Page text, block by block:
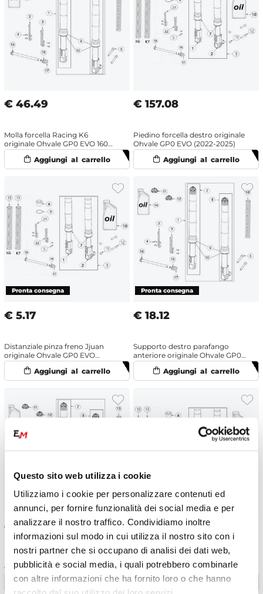
Questo sito web utilizza i cookie
Utilizziamo i cookie per personalizzare contenuti ed
annunci, per fornire funzionalità dei social media e per
analizzare il nostro traffico. Condividiamo inoltre
informazioni sul modo in cui utilizza il nostro sito con i
nostri partner che si occupano di analisi dei dati web,
pubblicità e social media, i quali potrebbero combinarle
con altre informazioni che ha fornito loro o che hanno
€ 46.49
Molla forcella Racing K6
originale Ohvale GP0 EVO 160
(2022-2025) OHRacing
€ 157.08
Piedino forcella destro originale
Ohvale GP0 EVO (2022-2025)
€ 5.17
Distanziale pinza freno Jjuan
originale Ohvale GP0 EVO
(2022-2025) disco 190 mm
€ 18.12
Supporto destro parafango
anteriore originale Ohvale GP0
EVO 160 (2022-2025) OHRacing
€ 46.49
Molla forcella Racing K8
originale Ohvale GP0 EVO 160
(2022-2025) OHRacing
€ 37.70
Ohvale GP0 EVO (2022-2025)